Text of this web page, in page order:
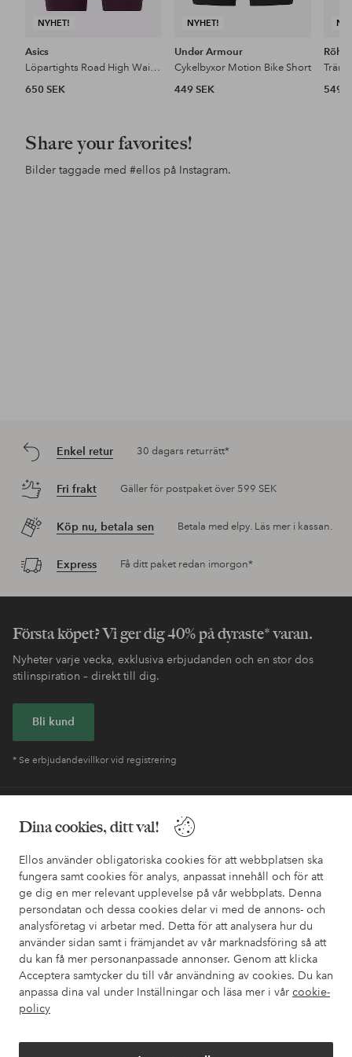
Dina cookies, ditt val!
Ellos använder obligatoriska cookies för att webbplatsen ska
fungera samt cookies för analys, anpassat innehåll och för att
ge dig en mer relevant upplevelse på vår webbplats. Denna
persondatan och dessa cookies delar vi med de annons- och
analysföretag vi arbetar med. Detta för att analysera hur du
använder sidan samt i främjandet av vår marknadsföring så att
du kan få mer personanpassade annonser. Genom att klicka
Acceptera samtycker du till vår användning av cookies. Du kan
anpassa dina val under Inställningar och läsa mer i vår cookie-
policy
NYHET!
Asics
Löpartights Road High Waist 8in Sprinter
650 SEK
NYHET!
Under Armour
Cykelbyxor Motion Bike Short
449 SEK
549
Share your favorites!
Bilder taggade med #ellos på Instagram.
Enkel retur 30 dagars returrätt*
Fri frakt Gäller för postpaket över 599 SEK
Köp nu, betala sen Betala med elpy. Läs mer i kassan.
Express Få ditt paket redan imorgon*
Första köpet? Vi ger dig 40% på dyraste* varan.
Nyheter varje vecka, exklusiva erbjudanden och en stor dos
stilinspiration – direkt till dig.
Bli kund
* Se erbjudandevillkor vid registrering
också information om hur du enklast kontaktar oss.
Kundservice Beställning Betalsätt
Mina sidor
Om Ellos